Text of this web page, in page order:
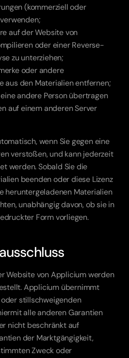
(kommerziell oder
auf der Website von
oder einer Reverse-
zu unterziehen;
oder andere
aus den Materialien entfernen;
andere Person übertragen
auf einem anderen Server
wenn Sie gegen eine
verstoßen, und kann jederzeit
werden. Sobald Sie die
beenden oder diese Lizenz
heruntergeladenen Materialien
unabhängig davon, ob sie in
Form vorliegen.
Website von Applicium werden
Applicium übernimmt
stillschweigenden
alle anderen Garantien
nicht beschränkt auf
der Marktgängigkeit,
Zweck oder